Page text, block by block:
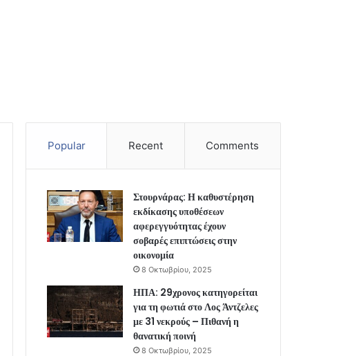
Popular Recent Comments
Στουρνάρας: Η καθυστέρηση
εκδίκασης υποθέσεων
αφερεγγυότητας έχουν
σοβαρές επιπτώσεις στην
οικονομία
8 Οκτωβρίου, 2025
ΗΠΑ: 29χρονος κατηγορείται
για τη φωτιά στο Λος Άντζελες
με 31 νεκρούς – Πιθανή η
θανατική ποινή
8 Οκτωβρίου, 2025